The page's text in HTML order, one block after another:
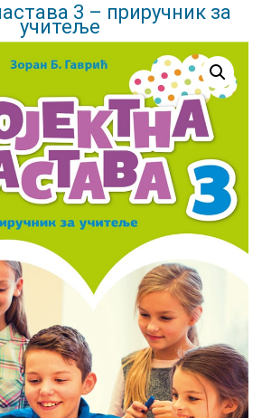
3 – приручник за
учитеље